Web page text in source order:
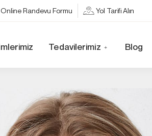
Online Randevu Formu Yol Tarifi Alın
Tedavilerimiz Blog